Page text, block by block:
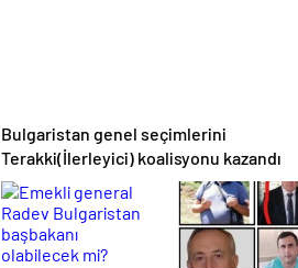
Bulgaristan genel seçimlerini
Terakki(İlerleyici) koalisyonu kazandı